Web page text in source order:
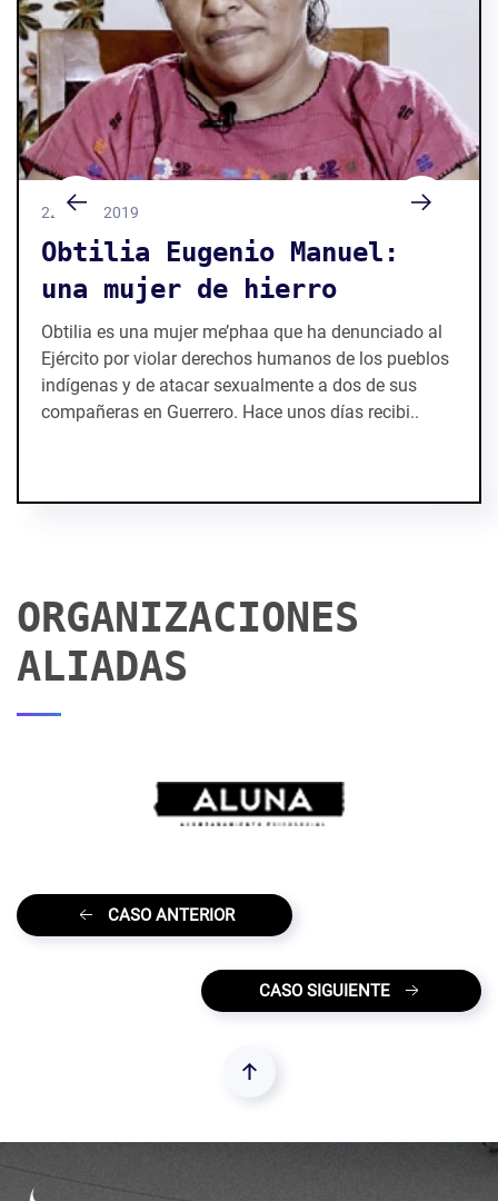
22 / 12 / 2019
Obtilia Eugenio Manuel:
una mujer de hierro
Obtilia es una mujer me’phaa que ha denunciado al
Ejército por violar derechos humanos de los pueblos
indígenas y de atacar sexualmente a dos de sus
compañeras en Guerrero. Hace unos días recibi..
ORGANIZACIONES
ALIADAS
CASO ANTERIOR
CASO SIGUIENTE